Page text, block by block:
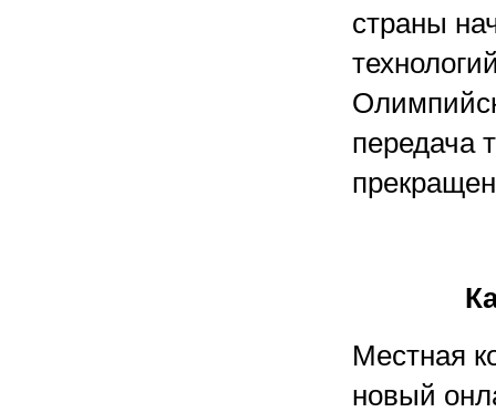
страны
передача
Местная
новый